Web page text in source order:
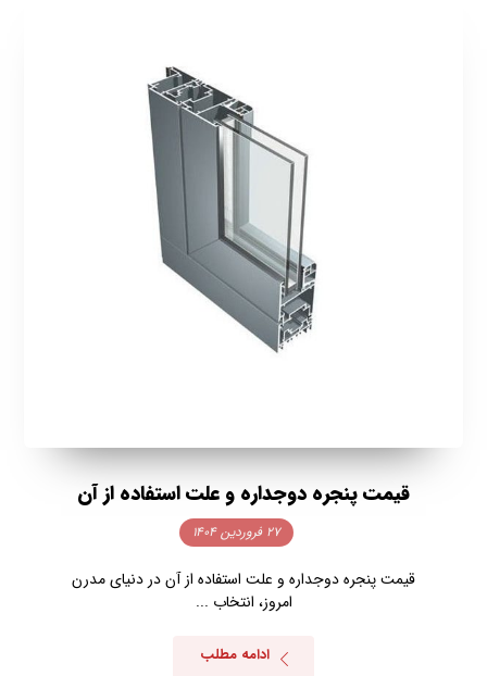
قیمت پنجره دوجداره و علت استفاده از آن
۲۷ فروردین ۱۴۰۴
قیمت پنجره دوجداره و علت استفاده از آن در دنیای مدرن
امروز، انتخاب ...
ادامه مطلب